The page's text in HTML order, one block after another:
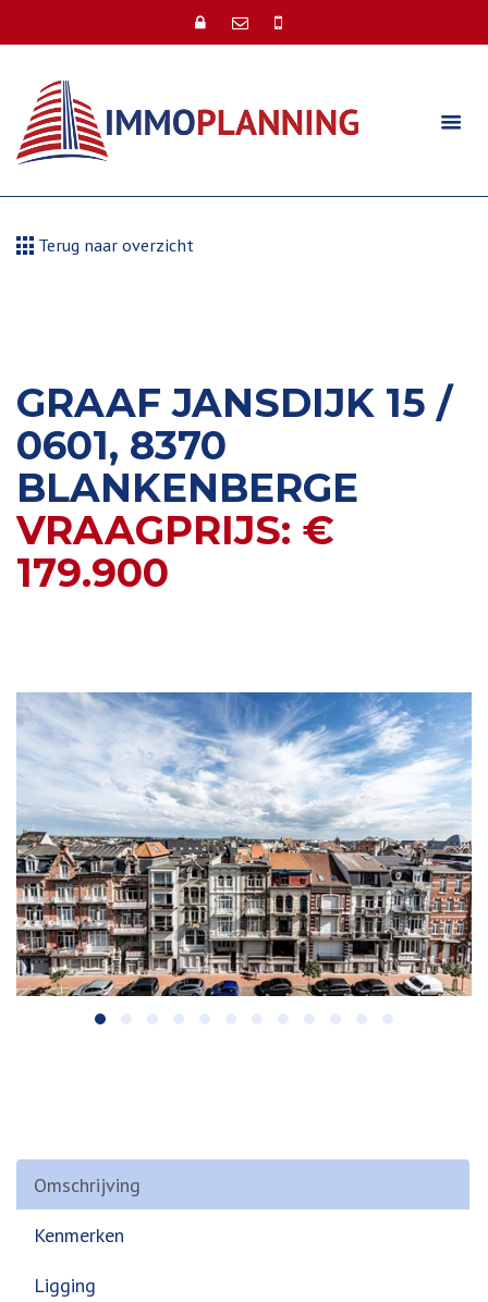
Terug naar overzicht
GRAAF JANSDIJK 15 /
0601, 8370
BLANKENBERGE
VRAAGPRIJS: €
179.900
Omschrijving
Kenmerken
Ligging